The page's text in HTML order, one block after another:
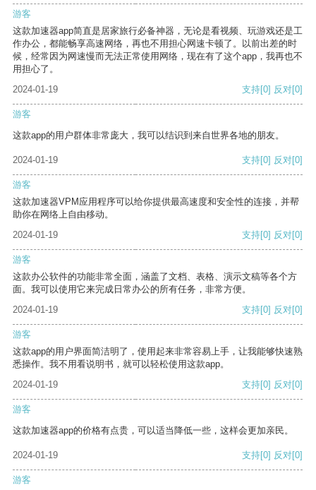
游客
这款加速器app简直是居家旅行必备神器，无论是看视频、玩游戏还是工
作办公，都能畅享高速网络，再也不用担心网速卡顿了。以前出差的时
候，经常因为网速慢而无法正常使用网络，现在有了这个app，我再也不
用担心了。
2024-01-19
支持[0] 反对[0]
游客
这款app的用户群体非常庞大，我可以结识到来自世界各地的朋友。
2024-01-19 支持[0] 反对[0]
游客
这款加速器VPM应用程序可以给你提供最高速度和安全性的连接，并帮
助你在网络上自由移动。
2024-01-19
支持[0] 反对[0]
游客
这款办公软件的功能非常全面，涵盖了文档、表格、演示文稿等各个方
面。我可以使用它来完成日常办公的所有任务，非常方便。
2024-01-19
支持[0] 反对[0]
游客
这款app的用户界面简洁明了，使用起来非常容易上手，让我能够快速熟
悉操作。我不用看说明书，就可以轻松使用这款app。
2024-01-19
支持[0] 反对[0]
游客
这款加速器app的价格有点贵，可以适当降低一些，这样会更加亲民。
2024-01-19 支持[0] 反对[0]
游客